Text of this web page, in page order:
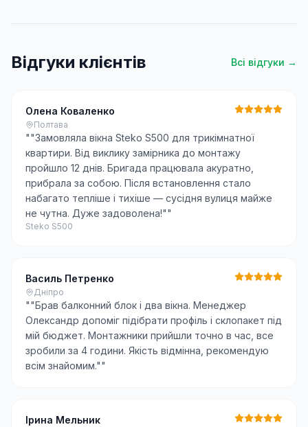
Відгуки клієнтів Всі відгуки →
Олена Коваленко
Полтава
""Замовляла вікна Steko S500 для трикімнатної
квартири. Від виклику замірника до монтажу
пройшло 12 днів. Бригада працювала акуратно,
прибрала за собою. Після встановлення стало
набагато тепліше і тихіше — сусідня вулиця майже
не чутна. Дуже задоволена!""
Steko S500
Василь Петренко
Дніпро
""Брав балконний блок і два вікна. Менеджер
Олександр допоміг підібрати профіль і склопакет під
мій бюджет. Монтажники прийшли точно в час, все
зробили за 4 години. Якість відмінна, рекомендую
всім знайомим.""
Ірина Мельник